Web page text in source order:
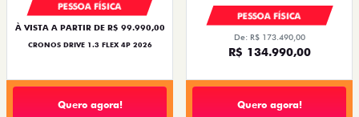
PESSOA FÍSICA
À VISTA A PARTIR DE R$ 99.990,00
CRONOS DRIVE 1.3 FLEX 4P 2026
Quero agora!
PESSOA FÍSICA
De: R$ 173.490,00
R$ 134.990,00
Quero agora!